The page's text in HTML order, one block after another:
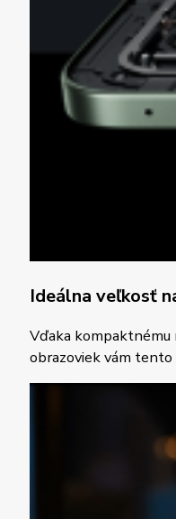
Ideálna veľkosť
Vďaka kompaktnému
obrazoviek vám